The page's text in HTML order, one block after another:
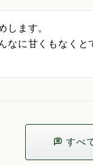
します。
なに甘くもなく
すべ